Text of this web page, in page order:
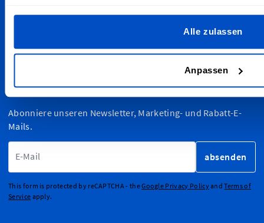
Alle zulassen
Anpassen
Basel, Luzern oder anderswo wohnst. Wir versenden zudem
weltweit!
Für den Newsletter anmelden
Abonniere unseren Newsletter, Marketing- und Rabatt-E-
Mails.
absenden
This form is protected by reCAPTCHA - theGoogle Privacy PolicyandTerms of
Service apply.